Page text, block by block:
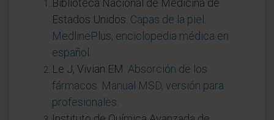
Biblioteca Nacional de Medicina de
Estados Unidos. Capas de la piel.
MedlinePlus, enciclopedia médica en
español
Le J, Vivian EM. Absorción de los
fármacos. Manual MSD, versión para
profesionales